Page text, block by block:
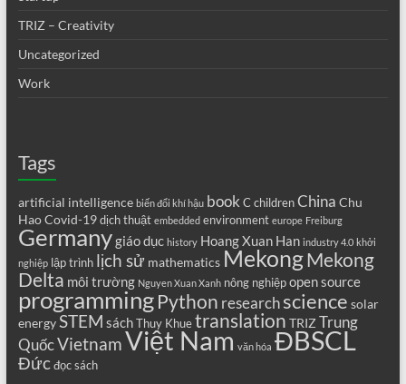
TRIZ – Creativity
Uncategorized
Work
Tags
artificial intelligence biến đổi khí hậu book C children China Chu
HaoCovid-19 dịch thuật embedded environment europe Freiburg
Germanygiáo dục history Hoang Xuan Han industry 4.0 khởi
nghiệp lập trình lịch sử mathematics MekongMekong
Delta môi trường Nguyen Xuan Xanh nông nghiệp open source
programming Python research science solar
energySTEM sách Thuy Khue translation TRIZTrung
QuốcVietnamViệt Nam văn hóa ĐBSCL
Đức đọc sách